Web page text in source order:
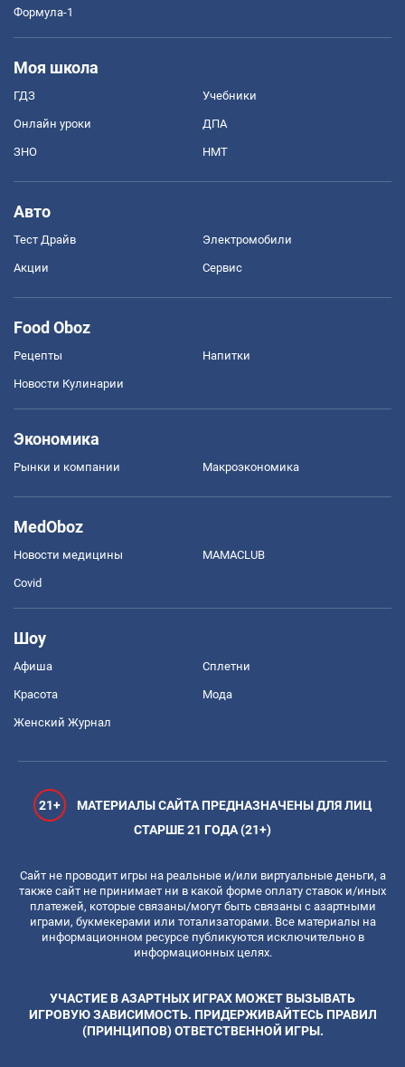
Формула-1
Моя школа
ГДЗ Учебники
Онлайн уроки ДПА
ЗНО НМТ
Авто
Тест Драйв Электромобили
Акции Сервис
Food Oboz
Рецепты Напитки
Новости Кулинарии
Экономика
Рынки и компании Mакроэкономика
MedOboz
Новости медицины MAMACLUB
Covid
Шоу
Афиша Сплетни
Красота Мода
Женский Журнал
21+
МАТЕРИАЛЫ САЙТА ПРЕДНАЗНАЧЕНЫ ДЛЯ ЛИЦ
СТАРШЕ 21 ГОДА (21+)
Сайт не проводит игры на реальные и/или виртуальные деньги, а
также сайт не принимает ни в какой форме оплату ставок и/иных
платежей, которые связаны/могут быть связаны с азартными
играми, букмекерами или тотализаторами. Все материалы на
информационном ресурсе публикуются исключительно в
информационных целях.
УЧАСТИЕ В АЗАРТНЫХ ИГРАХ МОЖЕТ ВЫЗЫВАТЬ
ИГРОВУЮ ЗАВИСИМОСТЬ. ПРИДЕРЖИВАЙТЕСЬ ПРАВИЛ
(ПРИНЦИПОВ) ОТВЕТСТВЕННОЙ ИГРЫ.